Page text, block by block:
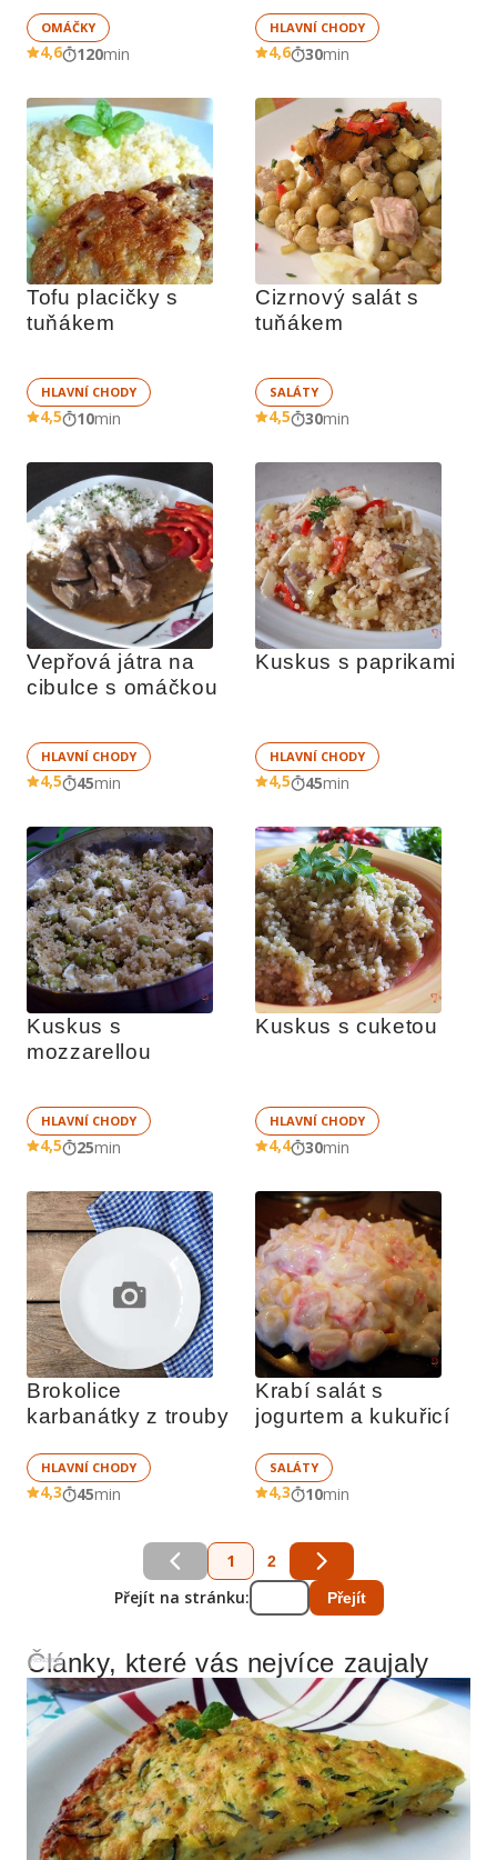
OMÁČKY
4,6 120min
HLAVNÍ CHODY
4,6 30min
Tofu placičky s
tuňákem
HLAVNÍ CHODY
4,5 10min
Cizrnový salát s
tuňákem
SALÁTY
4,5 30min
Vepřová játra na
cibulce s omáčkou
HLAVNÍ CHODY
4,5 45min
Kuskus s paprikami
HLAVNÍ CHODY
4,5 45min
Kuskus s
mozzarellou
HLAVNÍ CHODY
4,5 25min
Kuskus s cuketou
HLAVNÍ CHODY
4,4 30min
Brokolice
karbanátky z trouby
HLAVNÍ CHODY
4,3 45min
Krabí salát s
jogurtem a kukuřicí
SALÁTY
4,3 10min
1 2
Přejít na stránku: Přejít
Reklama
Články, které vás nejvíce zaujaly